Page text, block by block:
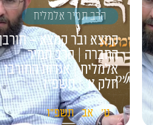
הרב תמיר אלמליח
קמצא ובר קמצא –
החברה | הרב תמיר
אלמליח | אגדות
חלק א' | תשפ"ו
ט' אב תשפ"ו